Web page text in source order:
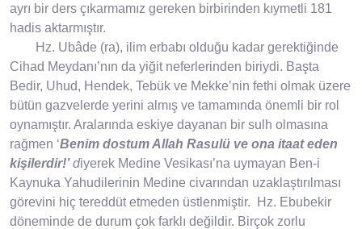
ayrı bir ders çıkarmamız gereken birbirinden kıymetli 181
hadis aktarmıştır.
Hz. Ubâde (ra), ilim erbabı olduğu kadar gerektiğinde
Cihad Meydanı’nın da yiğit neferlerinden biriydi. Başta
Bedir, Uhud, Hendek, Tebük ve Mekke’nin fethi olmak üzere
bütün gazvelerde yerini almış ve tamamında önemli bir rol
oynamıştır. Aralarında eskiye dayanan bir sulh olmasına
rağmen ‘Benim dostum Allah Rasulü ve ona itaat eden
kişilerdir!’diyerek Medine Vesikası’na uymayan Ben-i
Kaynuka Ya­hudilerinin Medine civarından uzaklaştırılması
görevini hiç tereddüt etmeden üstlenmiştir. Hz. Ebubekir
döneminde de durum çok farklı değildir. Birçok zorlu